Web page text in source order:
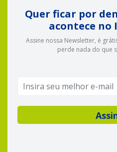
Quer ficar por
acontece no
Assine nossa Newsletter, é
perde nada do que